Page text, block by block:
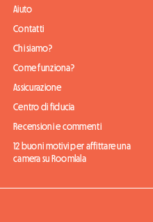
Aiuto
Contatti
Chi siamo?
Come funziona?
Assicurazione
Centro di fiducia
Recensioni e commenti
12 buoni motivi per affittare una
camera su Roomlala